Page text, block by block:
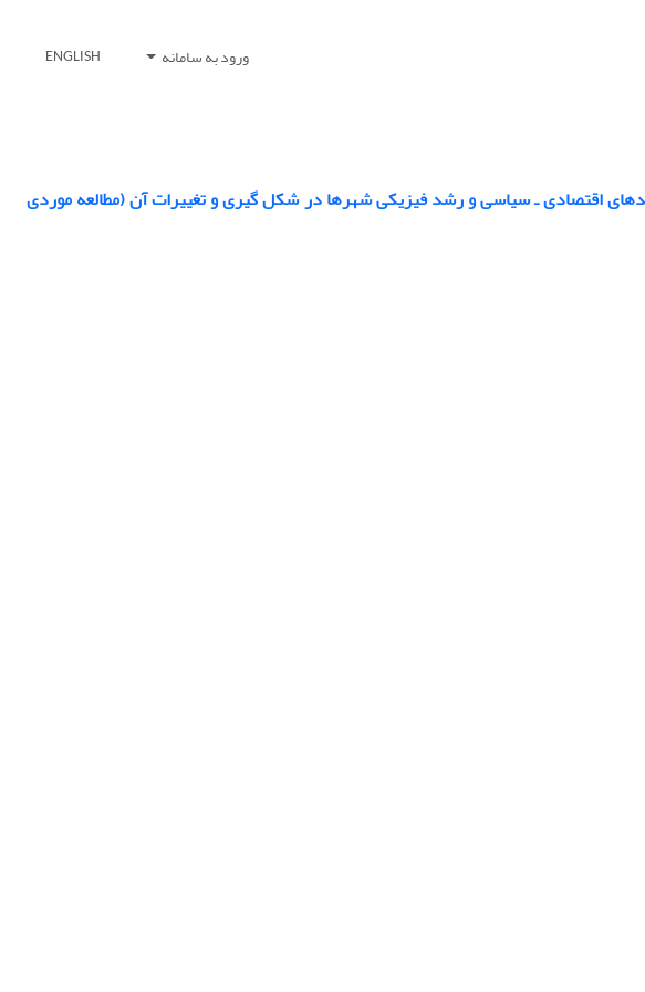
ورود به سامانه ENGLISH
اقتصادی ـ سیاسی و رشد فیزیکی شهرها در شکل گیری و تغییرات آن (مطالعه موردی